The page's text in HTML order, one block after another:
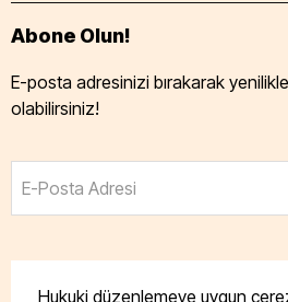
Hukuki düzenlemeye uygun
Abone Olun!
E-posta adresinizi bırakarak
olabilirsiniz!
E-Posta Adresi